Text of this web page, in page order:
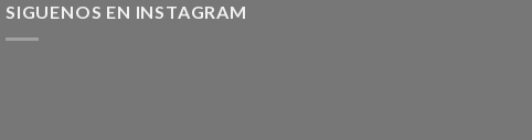
SIGUENOS EN INSTAGRAM